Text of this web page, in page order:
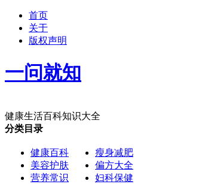
首页
关于
版权声明
一问就知
健康生活百科知识大全
分类目录
健康百科
美容护肤
营养常识
瘦身减肥
偏方大全
妇科保健